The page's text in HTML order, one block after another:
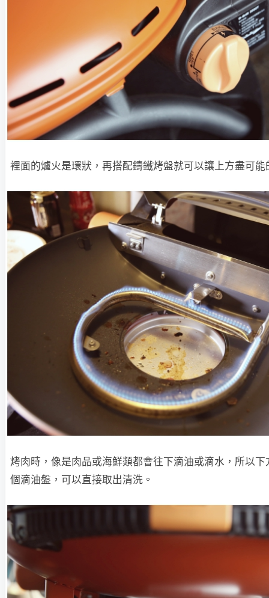
裡面的爐火是環狀，再搭配鑄鐵烤盤就可以讓上方盡可能
烤肉時，像是肉品或海鮮類都會往下滴油或滴水，所以
個滴油盤，可以直接取出清洗。